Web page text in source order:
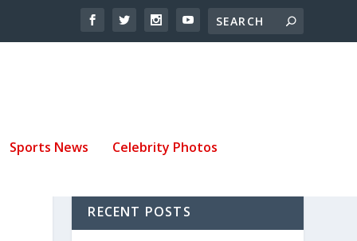
Sports News Celebrity Photos
RECENT POSTS